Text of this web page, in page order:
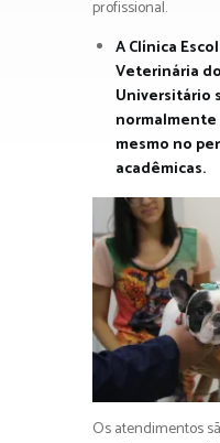
profissional.
A Clínica
Veterinária
Universitário
mesmo no
acadêmicas.
Os atendimentos